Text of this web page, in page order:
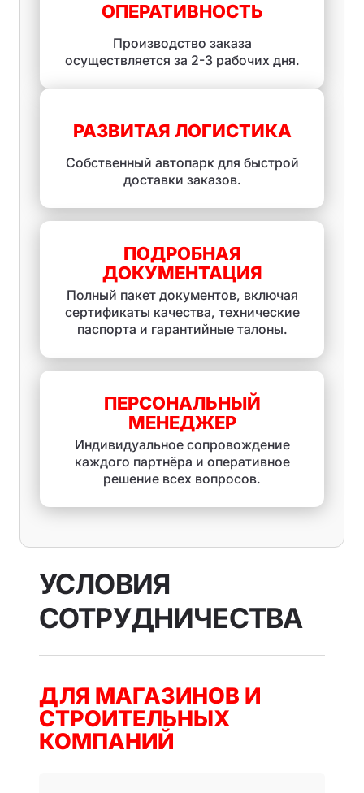
ОПЕРАТИВНОСТЬ
Производство заказа
осуществляется за 2-3 рабочих дня.
РАЗВИТАЯ ЛОГИСТИКА
Собственный автопарк для быстрой
доставки заказов.
ПОДРОБНАЯ
ДОКУМЕНТАЦИЯ
Полный пакет документов, включая
сертификаты качества, технические
паспорта и гарантийные талоны.
ПЕРСОНАЛЬНЫЙ
МЕНЕДЖЕР
Индивидуальное сопровождение
каждого партнёра и оперативное
решение всех вопросов.
УСЛОВИЯ
СОТРУДНИЧЕСТВА
ДЛЯ МАГАЗИНОВ И
СТРОИТЕЛЬНЫХ
КОМПАНИЙ